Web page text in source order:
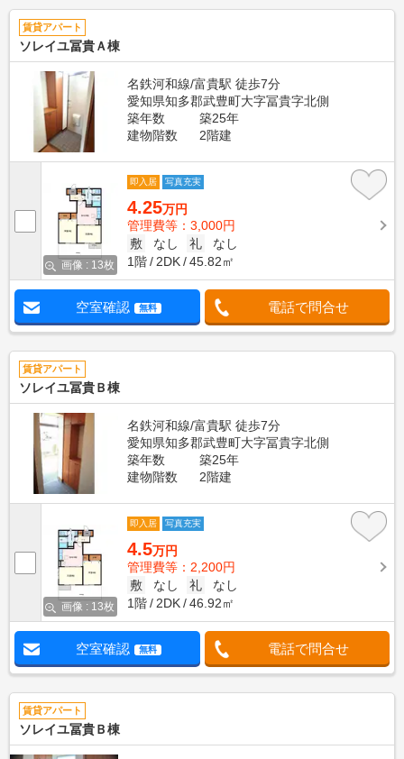
賃貸アパート
ソレイユ冨貴Ａ棟
名鉄河和線/富貴駅 徒歩7分
愛知県知多郡武豊町大字冨貴字北側
築年数
築25年
建物階数
2階建
画像 : 13枚
即入居 写真充実
4.25万円
管理費等：3,000円
敷
なし 礼
なし
1階
2DK 45.82㎡
空室確認 無料 電話で問合せ
賃貸アパート
ソレイユ冨貴Ｂ棟
名鉄河和線/富貴駅 徒歩7分
愛知県知多郡武豊町大字冨貴字北側
築年数
築25年
建物階数
2階建
画像 : 13枚
即入居 写真充実
4.5万円
管理費等：2,200円
敷
なし 礼
なし
1階
2DK 46.92㎡
空室確認 無料 電話で問合せ
賃貸アパート
ソレイユ冨貴Ｂ棟